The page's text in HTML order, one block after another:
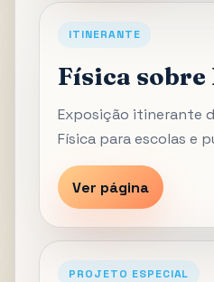
ITINERANTE
Física sobre
Exposição itinerante
Física para escolas e
Ver página
PROJETO ESPECIAL